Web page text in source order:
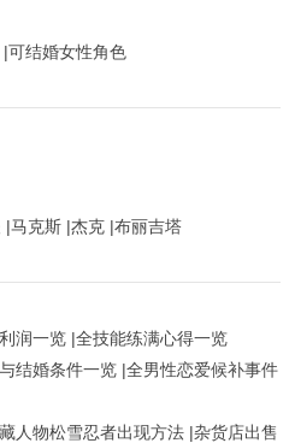
可结婚女性角色
马克斯 |杰克 |布丽吉塔
润一览 |全技能练满心得一览
结婚条件一览 |全男性恋爱候补事件
人物松雪忍者出现方法 |杂货店出售